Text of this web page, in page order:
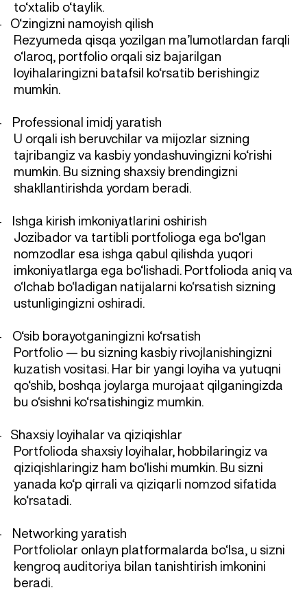
to‘xtalib o‘taylik.
O‘zingizni namoyish qilish
Rezyumeda qisqa yozilgan ma’lumotlardan farqli
o‘laroq, portfolio orqali siz bajarilgan
loyihalaringizni batafsil ko‘rsatib berishingiz
mumkin.
Professional imidj yaratish
U orqali ish beruvchilar va mijozlar sizning
tajribangiz va kasbiy yondashuvingizni ko‘rishi
mumkin. Bu sizning shaxsiy brendingizni
shakllantirishda yordam beradi.
Ishga kirish imkoniyatlarini oshirish
Jozibador va tartibli portfolioga ega bo‘lgan
nomzodlar esa ishga qabul qilishda yuqori
imkoniyatlarga ega bo‘lishadi. Portfolioda aniq va
o‘lchab bo‘ladigan natijalarni ko‘rsatish sizning
ustunligingizni oshiradi.
O‘sib borayotganingizni ko‘rsatish
Portfolio — bu sizning kasbiy rivojlanishingizni
kuzatish vositasi. Har bir yangi loyiha va yutuqni
qo‘shib, boshqa joylarga murojaat qilganingizda
bu o‘sishni ko‘rsatishingiz mumkin.
Shaxsiy loyihalar va qiziqishlar
Portfolioda shaxsiy loyihalar, hobbilaringiz va
qiziqishlaringiz ham bo‘lishi mumkin. Bu sizni
yanada ko‘p qirrali va qiziqarli nomzod sifatida
ko‘rsatadi.
Networking yaratish
Portfoliolar onlayn platformalarda bo‘lsa, u sizni
kengroq auditoriya bilan tanishtirish imkonini
beradi.